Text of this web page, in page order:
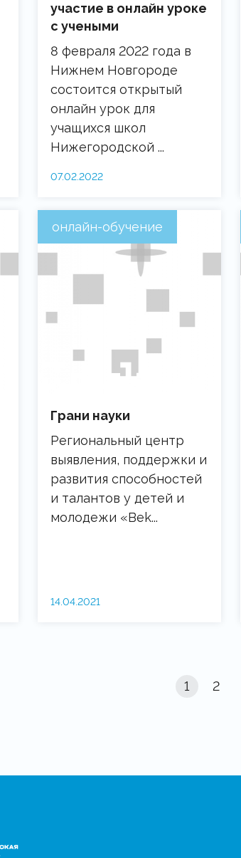
участие в онлайн уроке
с учеными
8 февраля 2022 года в
Нижнем Новгороде
состоится открытый
онлайн урок для
учащихся школ
Нижегородской ...
07.02.2022
онлайн-обучение
Грани науки
Региональный центр
выявления, поддержки и
развития способностей
и талантов у детей и
молодежи «Веk...
14.04.2021
1 2